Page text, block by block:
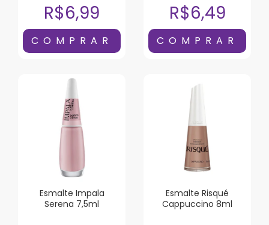
R$6,99 R$6,49
Esmalte Impala
Serena 7,5ml
Esmalte Risqué
Cappuccino 8ml